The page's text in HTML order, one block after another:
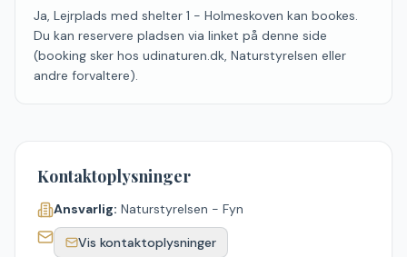
Ja, Lejrplads med shelter 1 - Holmeskoven kan bookes.
Du kan reservere pladsen via linket på denne side
(booking sker hos udinaturen.dk, Naturstyrelsen eller
andre forvaltere).
Kontaktoplysninger
Ansvarlig: Naturstyrelsen - Fyn
Vis kontaktoplysninger